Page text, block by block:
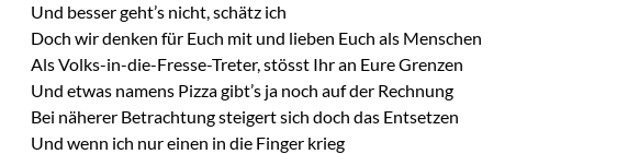
Und besser geht’s nicht, schätz ich
Doch wir denken für Euch mit und lieben Euch als Menschen
Als Volks-in-die-Fresse-Treter, stösst Ihr an Eure Grenzen
Und etwas namens Pizza gibt’s ja noch auf der Rechnung
Bei näherer Betrachtung steigert sich doch das Entsetzen
Und wenn ich nur einen in die Finger krieg